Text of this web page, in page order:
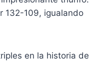
132-109, igualando
en la historia de